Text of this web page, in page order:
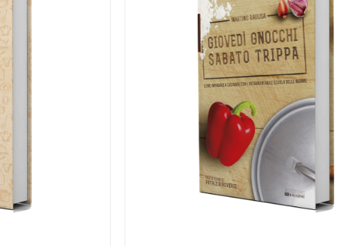
AGGIUNGI AL CARRELLO / DETTAGLI